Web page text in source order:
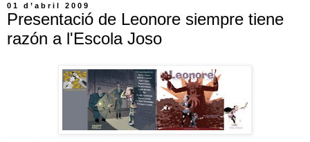
01 d’abril 2009
Presentació de Leonore siempre tiene
razón a l'Escola Joso